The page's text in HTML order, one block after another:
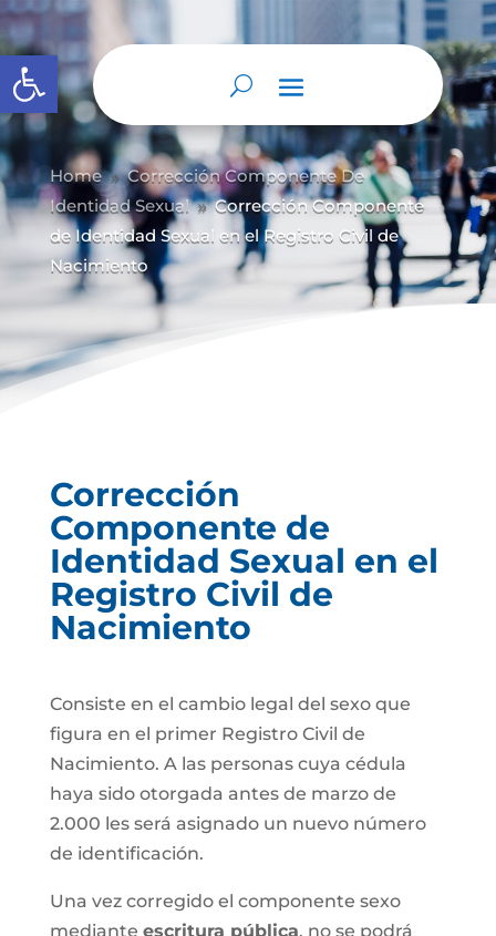
Abrir barra de herramientas
Home 9 Corrección Componente De
Identidad Sexual 9 Corrección Componente
de Identidad Sexual en el Registro Civil de
Nacimiento
Corrección
Componente de
Identidad Sexual en el
Registro Civil de
Nacimiento
Consiste en el cambio legal del sexo que
figura en el primer Registro Civil de
Nacimiento. A las personas cuya cédula
haya sido otorgada antes de marzo de
2.000 les será asignado un nuevo número
de identificación.
Una vez corregido el componente sexo
mediante escritura pública, no se podrá